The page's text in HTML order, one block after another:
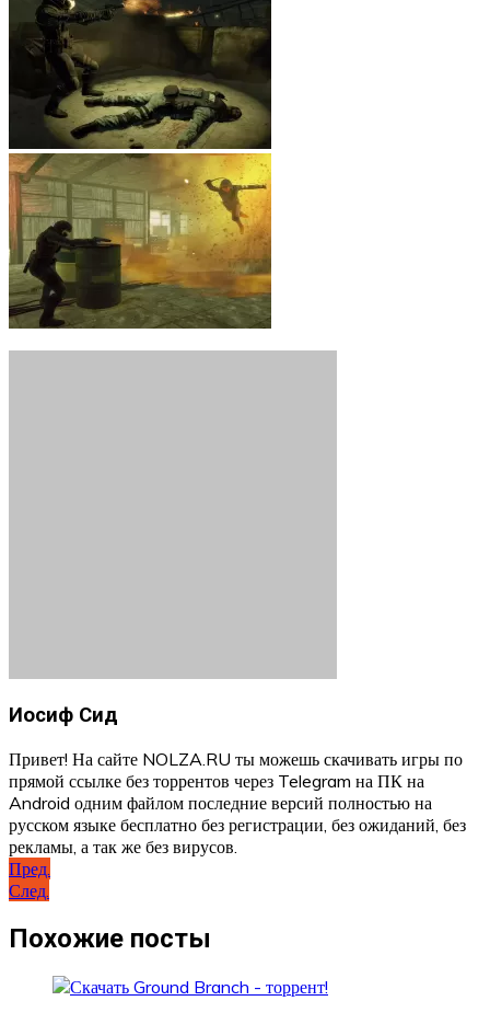
Иосиф Сид
Привет! На сайте NOLZA.RU ты можешь скачивать игры по
прямой ссылке без торрентов через Telegram на ПК на
Android одним файлом последние версий полностью на
русском языке бесплатно без регистрации, без ожиданий, без
рекламы, а так же без вирусов.
Навигация
по
записям
Пред.
След.
Похожие посты